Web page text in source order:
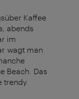
Kaffee
abends
im
wagt man
Beach. Das
trendy.